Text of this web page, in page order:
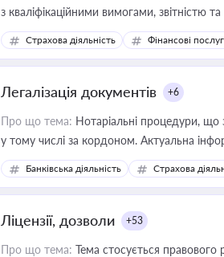
з кваліфікаційними вимогами, звітністю
медійних змін у цій сфері корисне для
приватизації, оренди державного майна,
Страхова діяльність Фінансові
Легалізація документів +6
Про що тема: Нотаріальні процедури, що
у тому числі за кордоном. Актуальна
ризиків недійсності та забезпечувати
Банківська діяльність Страхова
Ліцензії, дозволи +53
Про що тема: Тема стосується правового